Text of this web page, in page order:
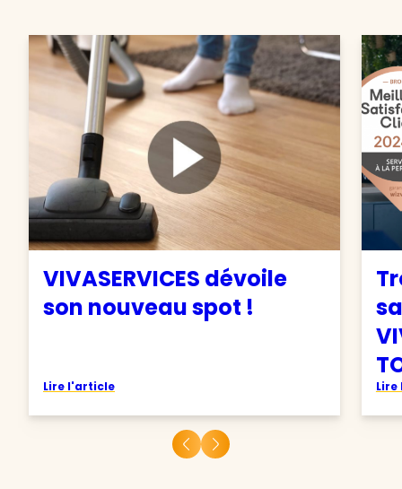
VIVASERVICES dévoile
son nouveau spot !
Lire l'article